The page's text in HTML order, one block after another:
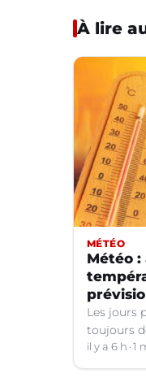
À lire
MÉTÉO
Météo :
Les jours
toujours
dans le
il y a 6 h 1